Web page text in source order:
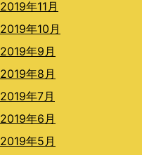
2019年11月
2019年10月
2019年9月
2019年8月
2019年7月
2019年6月
2019年5月